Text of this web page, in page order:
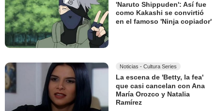
'Naruto Shippuden': Así fue
como Kakashi se convirtió
en el famoso 'Ninja copiador'
Noticias - Cultura Series
La escena de 'Betty, la fea'
que casi cancelan con Ana
María Orozco y Natalia
Ramírez